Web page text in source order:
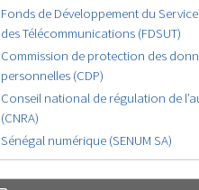
Fonds de Développement du
des Télécommunications (FDSUT)
Commission de protection des
personnelles (CDP)
Conseil national de régulation de
(CNRA)
Sénégal numérique (SENUM SA)